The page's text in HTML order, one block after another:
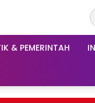
& PEMERINTAH